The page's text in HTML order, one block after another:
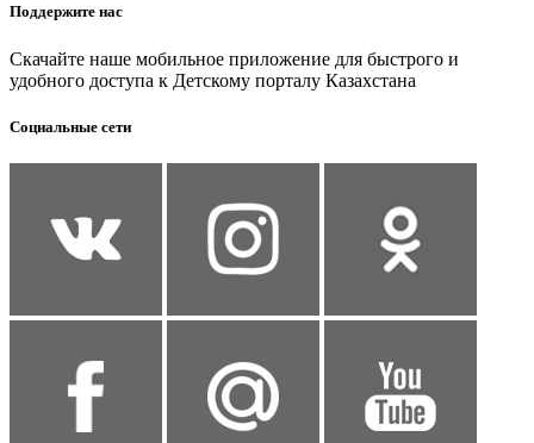
Поддержите нас
Скачайте наше мобильное приложение для быстрого и
удобного доступа к Детскому порталу Казахстана
Социальные сети